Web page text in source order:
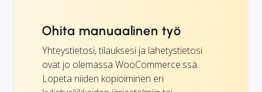
Ohita manuaalinen työ
Yhteystietosi, tilauksesi ja lähetystietosi
ovat jo olemassa WooCommerce:ssä.
Lopeta niiden kopioiminen eri